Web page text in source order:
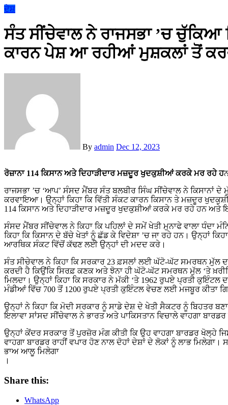
ਦੇਸ਼
ਸੰਤ ਸੀਂਚੇਵਾਲ ਨੇ ਰਾਜਸਭਾ ’ਚ ਚੁੱਕਿਆ
ਕਾਰਨ ਪੇਸ਼ ਆ ਰਹੀਆਂ ਮੁਸ਼ਕਲਾਂ ਤੋਂ
By admin Dec 12, 2023
ਰੋਜ਼ਾਨਾ 114 ਕਿਸਾਨ ਅਤੇ ਦਿਹਾੜੀਦਾਰ ਮਜ਼ਦੂਰ ਖੁਦਕੁਸ਼ੀਆਂ ਕਰਕੇ ਮਰ ਰਹੇ ਹ
ਰਾਜਸਭਾ ’ਚ ‘ਆਪ’ ਸੰਸਦ ਮੈਂਬਰ ਸੰਤ ਬਲਬੀਰ ਸਿੰਘ ਸੀਂਚੇਵਾਲ ਨੇ ਕਿਸਾਨਾਂ
ਕਰਵਾਇਆ। ਉਨ੍ਹਾਂ ਕਿਹਾ ਕਿ ਵਿੱਤੀ ਸੰਕਟ ਕਾਰਨ ਕਿਸਾਨ ਤੇ ਮਜ਼ਦੂਰ
114 ਕਿਸਾਨ ਅਤੇ ਦਿਹਾੜੀਦਾਰ ਮਜ਼ਦੂਰ ਖੁਦਕੁਸ਼ੀਆਂ ਕਰਕੇ ਮਰ ਰਹੇ ਹਨ ਅਤੇ
ਸੰਸਦ ਮੈਂਬਰ ਸੀਂਚੇਵਾਲ ਨੇ ਕਿਹਾ ਕਿ ਪਹਿਲਾਂ ਦੇ ਸਮੇਂ ਖੇਤੀ ਮੁਨਾਫੇ ਵਾਲਾ ਧੰਦਾ
ਕਿਹਾ ਕਿ ਕਿਸਾਨ ਦੇ ਬੱਚੇ ਖੇਤਾਂ ਨੂੰ ਛੱਡ ਕੇ ਵਿਦੇਸ਼ਾ ’ਚ ਜਾ ਰਹੇ ਹਨ। ਉਨ੍ਹਾਂ
ਆਰਥਿਕ ਸੰਕਟ ਵਿੱਚੋਂ ਕੱਢਣ ਲਈ ਉਨ੍ਹਾਂ ਦੀ ਮਦਦ ਕਰੇ।
ਸੰਤ ਸੀਚੇਵਾਲ ਨੇ ਕਿਹਾ ਕਿ ਸਰਕਾਰ 23 ਫ਼ਸਲਾਂ ਲਈ ਘੱਟੋ-ਘੱਟ ਸਮਰਥਨ ਮੁੱਲ
ਕਰਦੀ ਹੈ ਕਿਉਂਕਿ ਸਿਰਫ਼ ਕਣਕ ਅਤੇ ਝੋਨਾ ਹੀ ਘੱਟੋ-ਘੱਟ ਸਮਰਥਨ ਮੁੱਲ ‘ਤੇ
ਮਿਲਦਾ। ਉਨ੍ਹਾਂ ਕਿਹਾ ਕਿ ਸਰਕਾਰ ਨੇ ਮੱਕੀ ‘ਤੇ 1962 ਰੁਪਏ ਪ੍ਰਤੀ
ਮੰਡੀਆਂ ਵਿੱਚ 700 ਤੋਂ 1200 ਰੁਪਏ ਪ੍ਰਤੀ ਕੁਇੰਟਲ ਵੇਚਣ ਲਈ ਮਜਬੂਰ ਕੀਤਾ
ਉਨ੍ਹਾਂ ਨੇ ਕਿਹਾ ਕਿ ਮੋਦੀ ਸਰਕਾਰ ਨੂੰ ਸਾਡੇ ਦੇਸ਼ ਦੇ ਖੇਤੀ ਸੈਕਟਰ ਨੂੰ ਬਿਹਤਰ
ਇਲਾਵਾ ਸਾਂਸਦ ਸੀਂਚੇਵਾਲ ਨੇ ਭਾਰਤ ਅਤੇ ਪਾਕਿਸਤਾਨ ਵਿਚਾਲੇ ਵਾਹਗਾ
ਉਨ੍ਹਾਂ ਕੇਂਦਰ ਸਰਕਾਰ ਤੋਂ ਪੁਰਜ਼ੋਰ ਮੰਗ ਕੀਤੀ ਕਿ ਉਹ ਵਾਹਗਾ ਬਾਰਡਰ ਖੋਲ੍ਹੇ
ਵਾਹਗਾ ਬਾਰਡਰ ਰਾਹੀਂ ਵਪਾਰ ਹੋਣ ਨਾਲ ਦੋਹਾਂ ਦੇਸ਼ਾਂ ਦੇ ਲੋਕਾਂ ਨੂੰ ਲਾਭ
ਭਾਅ ਆਲੂ ਮਿਲੇਗਾ
।
Share this:
WhatsApp